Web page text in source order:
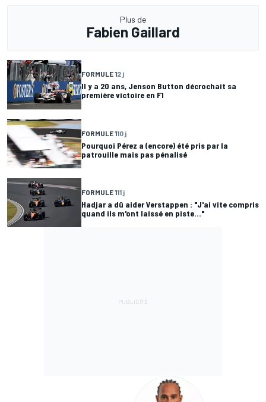
Plus de
Fabien Gaillard
FORMULE 12 j
Il y a 20 ans, Jenson Button décrochait sa
première victoire en F1
FORMULE 110 j
Pourquoi Pérez a (encore) été pris par la
patrouille mais pas pénalisé
FORMULE 111 j
Hadjar a dû aider Verstappen : "J'ai vite compris
quand ils m'ont laissé en piste..."